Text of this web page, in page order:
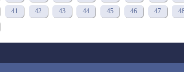
41 42 43 44 45 46 47